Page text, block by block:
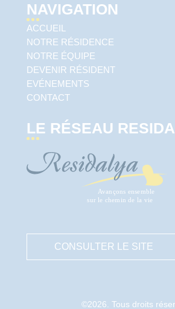
NAVIGATION
ACCUEIL
NOTRE RÉSIDENCE
NOTRE ÉQUIPE
DEVENIR RÉSIDENT
EVÉNEMENTS
CONTACT
LE RÉSEAU
CONSULTER LE SITE
©2026. Tous droits